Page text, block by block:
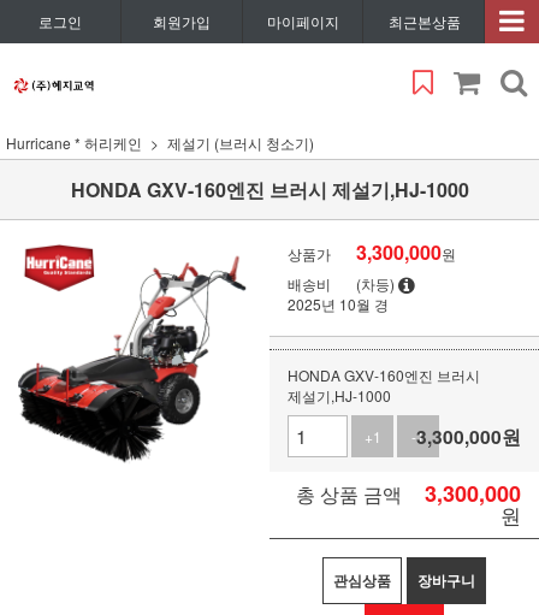
로그인 회원가입 마이페이지 최근본상품
Hurricane * 허리케인 제설기 (브러시 청소기)
HONDA GXV-160엔진 브러시 제설기,HJ-1000
상품가 3,300,000원
배송비
(차등)
2025년 10월 경
HONDA GXV-160엔진 브러시
제설기,HJ-1000
+1
-13,300,000원
총 상품 금액 3,300,000
원
관심상품 장바구니